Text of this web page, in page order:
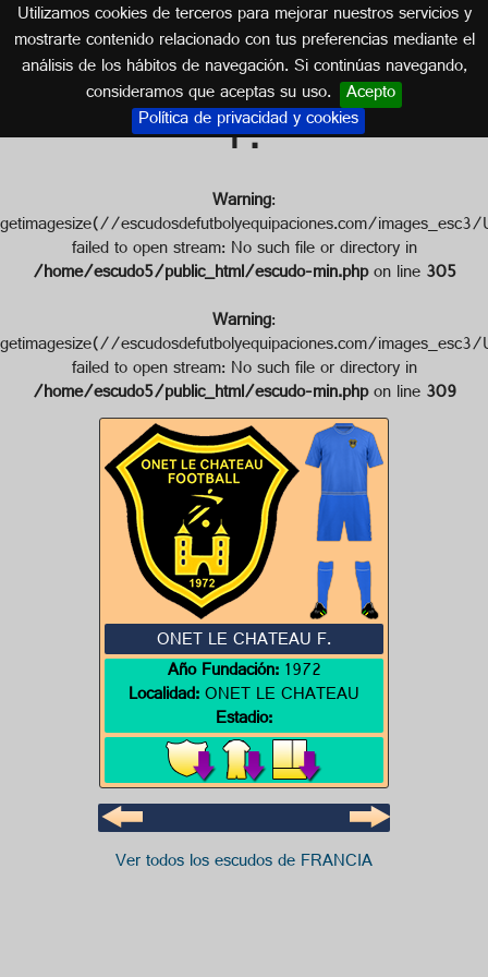
Utilizamos cookies de terceros para mejorar nuestros servicios y
mostrarte contenido relacionado con tus preferencias mediante el
análisis de los hábitos de navegación. Si continúas navegando,
consideramos que aceptas su uso. Acepto
Política de privacidad y cookies
Escudo de ONET LE CHATEAU
F.
FRANCIA
Warning:
getimagesize(//escudosdefutbolyequipaciones.com/
failed to open stream: No such file or directory in
/home/escudo5/public_html/escudo-min.phpon line305
Warning:
getimagesize(//escudosdefutbolyequipaciones.com/
failed to open stream: No such file or directory in
/home/escudo5/public_html/escudo-min.phpon line309
ONET LE CHATEAU F.
Año Fundación:1972
Localidad:ONET LE CHATEAU
Estadio:
Ver todos los escudos de FRANCIA